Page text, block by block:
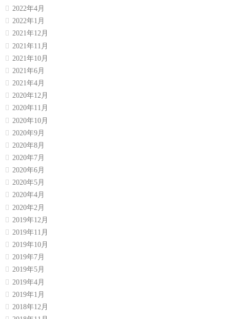
2022年4月
2022年1月
2021年12月
2021年11月
2021年10月
2021年6月
2021年4月
2020年12月
2020年11月
2020年10月
2020年9月
2020年8月
2020年7月
2020年6月
2020年5月
2020年4月
2020年2月
2019年12月
2019年11月
2019年10月
2019年7月
2019年5月
2019年4月
2019年1月
2018年12月